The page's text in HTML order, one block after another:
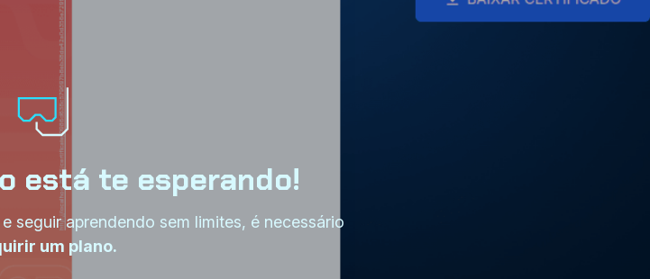
está te esperando!
seguir aprendendo sem limites, é necessário
um plano.